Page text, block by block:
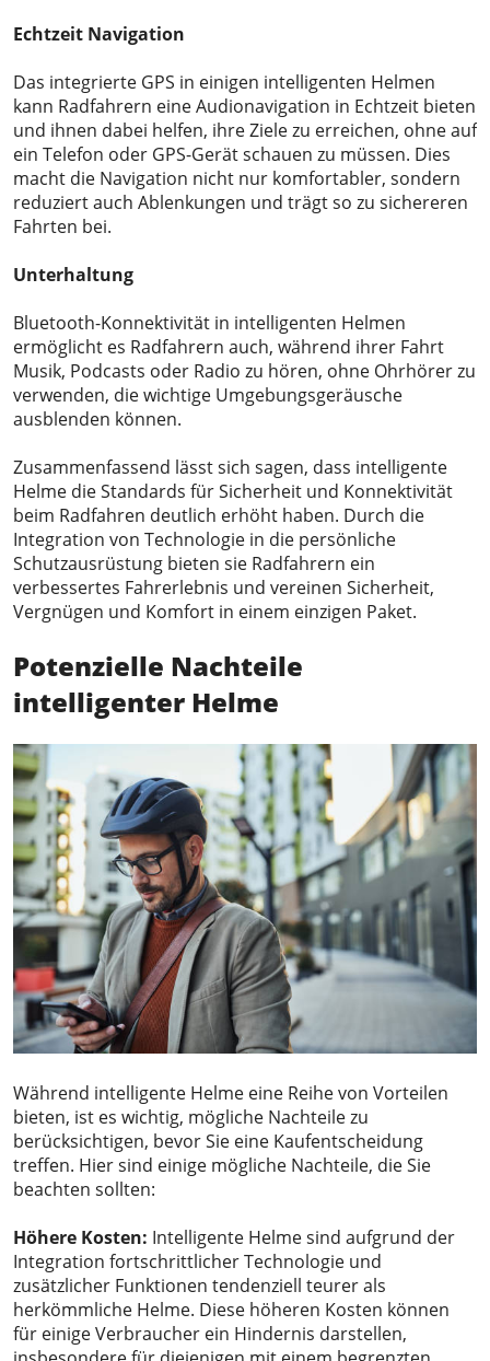
Echtzeit Navigation
Das integrierte GPS in einigen intelligenten Helmen
kann Radfahrern eine Audionavigation in Echtzeit bieten
und ihnen dabei helfen, ihre Ziele zu erreichen, ohne auf
ein Telefon oder GPS-Gerät schauen zu müssen. Dies
macht die Navigation nicht nur komfortabler, sondern
reduziert auch Ablenkungen und trägt so zu sichereren
Fahrten bei.
Unterhaltung
Bluetooth-Konnektivität in intelligenten Helmen
ermöglicht es Radfahrern auch, während ihrer Fahrt
Musik, Podcasts oder Radio zu hören, ohne Ohrhörer zu
verwenden, die wichtige Umgebungsgeräusche
ausblenden können.
Zusammenfassend lässt sich sagen, dass intelligente
Helme die Standards für Sicherheit und Konnektivität
beim Radfahren deutlich erhöht haben. Durch die
Integration von Technologie in die persönliche
Schutzausrüstung bieten sie Radfahrern ein
verbessertes Fahrerlebnis und vereinen Sicherheit,
Vergnügen und Komfort in einem einzigen Paket.
Potenzielle Nachteile
intelligenter Helme
Während intelligente Helme eine Reihe von Vorteilen
bieten, ist es wichtig, mögliche Nachteile zu
berücksichtigen, bevor Sie eine Kaufentscheidung
treffen. Hier sind einige mögliche Nachteile, die Sie
beachten sollten:
Höhere Kosten: Intelligente Helme sind aufgrund der
Integration fortschrittlicher Technologie und
zusätzlicher Funktionen tendenziell teurer als
herkömmliche Helme. Diese höheren Kosten können
für einige Verbraucher ein Hindernis darstellen,